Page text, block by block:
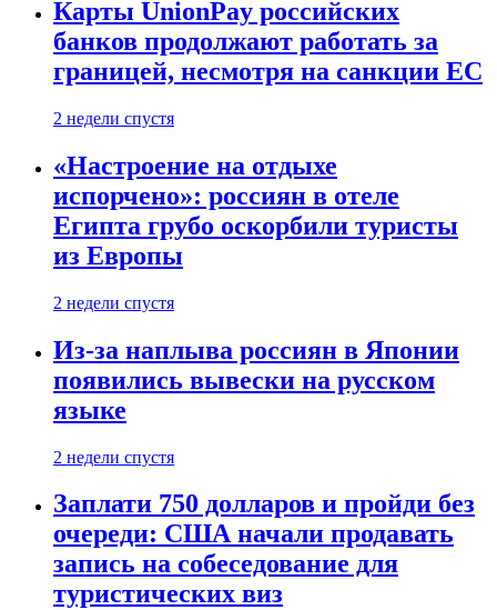
Карты UnionPay российских
банков продолжают работать за
границей, несмотря на санкции ЕС
2 недели спустя
«Настроение на отдыхе
испорчено»: россиян в отеле
Египта грубо оскорбили туристы
из Европы
2 недели спустя
Из-за наплыва россиян в Японии
появились вывески на русском
языке
2 недели спустя
Заплати 750 долларов и пройди без
очереди: США начали продавать
запись на собеседование для
туристических виз